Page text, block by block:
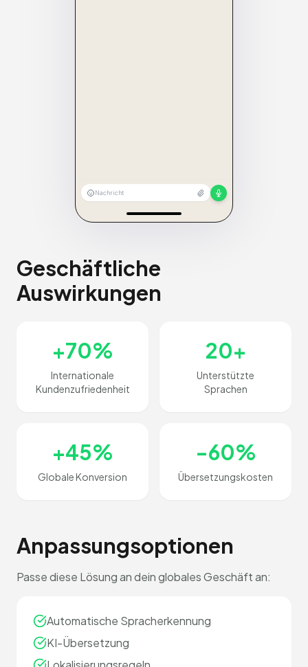
Nachricht
Geschäftliche
Auswirkungen
+70%
Internationale
Kundenzufriedenheit
20+
Unterstützte
Sprachen
+45%
Globale Konversion
-60%
Übersetzungskosten
Anpassungsoptionen
Passe diese Lösung an dein globales Geschäft an:
Automatische Spracherkennung
KI-Übersetzung